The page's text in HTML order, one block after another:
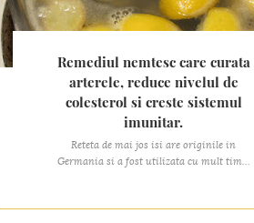
Remediul nemtesc care curata
arterele, reduce nivelul de
colesterol si creste sistemul
imunitar.
Reteta de mai jos isi are originile in
Germania si a fost utilizata cu mult tim...